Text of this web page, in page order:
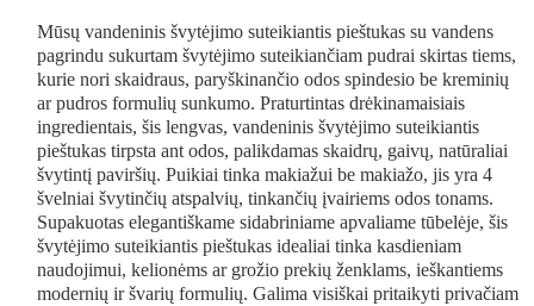
Mūsų vandeninis švytėjimo suteikiantis pieštukas su vandens
pagrindu sukurtam švytėjimo suteikiančiam pudrai skirtas tiems,
kurie nori skaidraus, paryškinančio odos spindesio be kreminių
ar pudros formulių sunkumo. Praturtintas drėkinamaisiais
ingredientais, šis lengvas, vandeninis švytėjimo suteikiantis
pieštukas tirpsta ant odos, palikdamas skaidrų, gaivų, natūraliai
švytintį paviršių. Puikiai tinka makiažui be makiažo, jis yra 4
švelniai švytinčių atspalvių, tinkančių įvairiems odos tonams.
Supakuotas elegantiškame sidabriniame apvaliame tūbelėje, šis
švytėjimo suteikiantis pieštukas idealiai tinka kasdieniam
naudojimui, kelionėms ar grožio prekių ženklams, ieškantiems
modernių ir švarių formulių. Galima visiškai pritaikyti privačiam